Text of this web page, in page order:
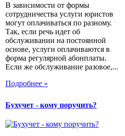
В зависимости от формы
сотрудничества услуги юристов
могут оплачиваться по разному.
Так, если речь идет об
обслуживании на постоянной
основе, услуги оплачиваются в
форма регулярной абонплаты.
Если же обслуживание разовое,...
Подробнее »
Бухучет - кому поручить?